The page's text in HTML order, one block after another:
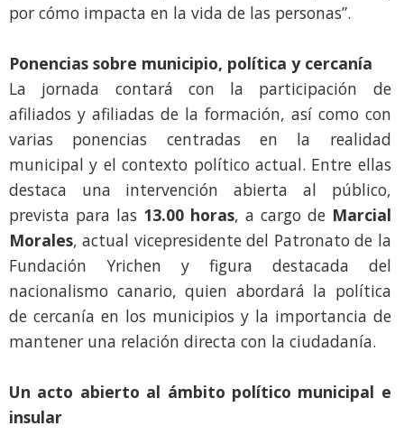
por cómo impacta en la vida de las personas”.
Ponencias sobre municipio, política y cercanía
La jornada contará con la participación de
afiliados y afiliadas de la formación, así como con
varias ponencias centradas en la realidad
municipal y el contexto político actual. Entre ellas
destaca una intervención abierta al público,
prevista para las 13.00 horas, a cargo de Marcial
Morales, actual vicepresidente del Patronato de la
Fundación Yrichen y figura destacada del
nacionalismo canario, quien abordará la política
de cercanía en los municipios y la importancia de
mantener una relación directa con la ciudadanía.
Un acto abierto al ámbito político municipal e
insular